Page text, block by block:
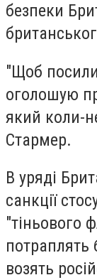
безпеки
"Щоб
оголошую
який коли-
Стармер.
В уряді
санкції
"тіньового
потраплять
возять